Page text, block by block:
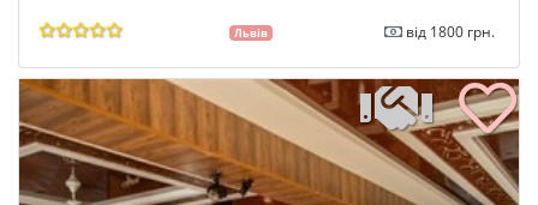
Львів від 1800 грн.